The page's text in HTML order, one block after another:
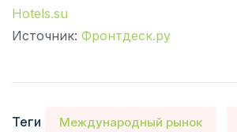
Hotels.su
Источник: Фронтдеск.ру
Теги Международный рынок